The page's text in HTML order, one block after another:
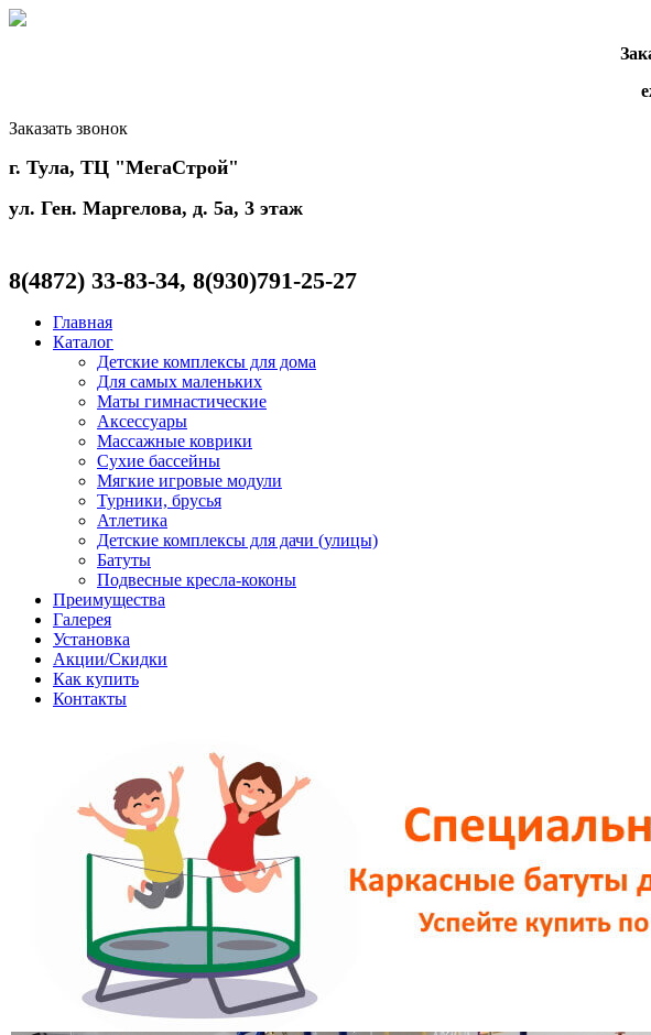
Заказать звонок
г. Тула, ТЦ "МегаСтрой"
ул. Ген. Маргелова, д. 5а, 3 этаж
8(4872) 33-83-34, 8(930)791-25-27
Главная
Каталог
Детские комплексы для дома
Для самых маленьких
Маты гимнастические
Аксессуары
Массажные коврики
Сухие бассейны
Мягкие игровые модули
Турники, брусья
Атлетика
Детские комплексы для дачи (улицы)
Батуты
Подвесные кресла-коконы
Преимущества
Галерея
Установка
Акции/Скидки
Как купить
Контакты